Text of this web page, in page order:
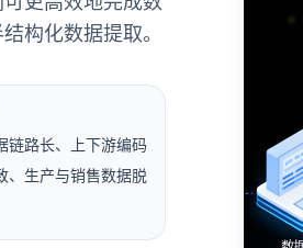
构化数据提取。
链路长、上下游编码
、生产与销售数据脱